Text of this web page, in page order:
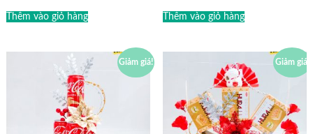
là:
170.000 ₫.
Thêm vào giỏ hàng
là:
170.000 ₫.
Thêm vào giỏ hàng
Giảm giá! Giảm giá!